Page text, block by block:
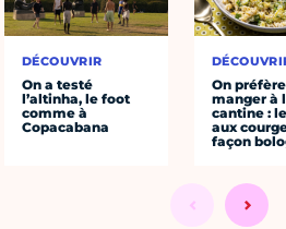
DÉCOUVRIR
On a testé
l’altinha, le foot
comme à
Copacabana
On préfère
manger à
cantine :
aux
façon